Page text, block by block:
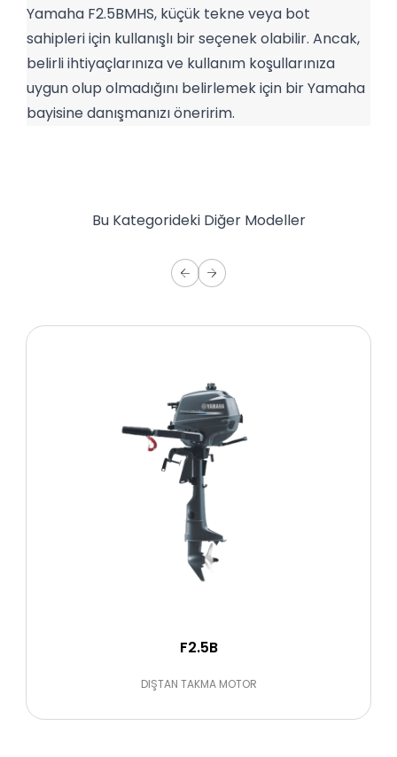
Yamaha F2.5BMHS, küçük tekne veya bot
sahipleri için kullanışlı bir seçenek olabilir. Ancak,
belirli ihtiyaçlarınıza ve kullanım koşullarınıza
uygun olup olmadığını belirlemek için bir Yamaha
bayisine danışmanızı öneririm.
Bu Kategorideki Diğer Modeller
F2.5B
DIŞTAN TAKMA MOTOR